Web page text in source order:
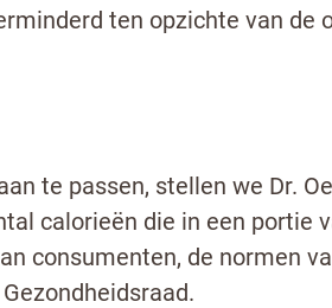
ten opzichte van de
te passen, stellen we Dr.
calorieën die in een portie
consumenten, de normen